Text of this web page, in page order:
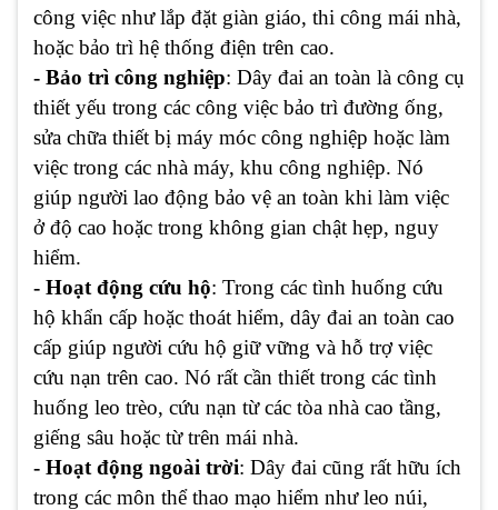
công việc như lắp đặt giàn giáo, thi công mái nhà,
hoặc bảo trì hệ thống điện trên cao.
- Bảo trì công nghiệp: Dây đai an toàn là công cụ
thiết yếu trong các công việc bảo trì đường ống,
sửa chữa thiết bị máy móc công nghiệp hoặc làm
việc trong các nhà máy, khu công nghiệp. Nó
giúp người lao động bảo vệ an toàn khi làm việc
ở độ cao hoặc trong không gian chật hẹp, nguy
hiểm.
- Hoạt động cứu hộ: Trong các tình huống cứu
hộ khẩn cấp hoặc thoát hiểm, dây đai an toàn cao
cấp giúp người cứu hộ giữ vững và hỗ trợ việc
cứu nạn trên cao. Nó rất cần thiết trong các tình
huống leo trèo, cứu nạn từ các tòa nhà cao tầng,
giếng sâu hoặc từ trên mái nhà.
- Hoạt động ngoài trời: Dây đai cũng rất hữu ích
trong các môn thể thao mạo hiểm như leo núi,